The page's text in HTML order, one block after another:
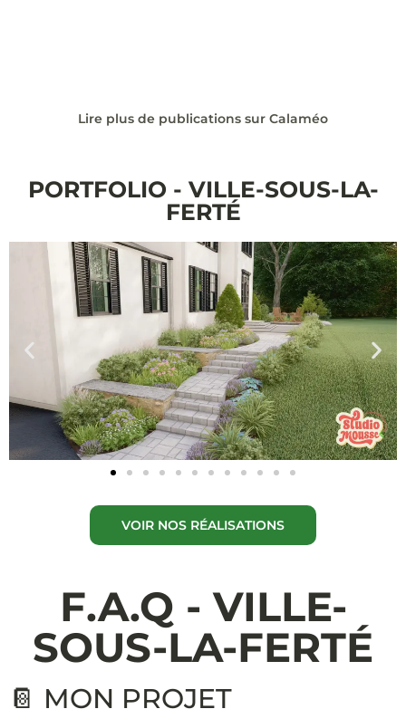
Lire plus de publications sur Calaméo
PORTFOLIO - VILLE-SOUS-LA-
FERTÉ
VOIR NOS RÉALISATIONS
F.A.Q - VILLE-
SOUS-LA-FERTÉ
📔 MON PROJET